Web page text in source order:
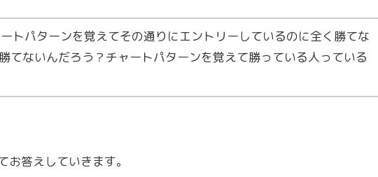
トパターンを覚えてその通りにエントリーしているのに全く勝てな
てないんだろう？チャートパターンを覚えて勝っている人っている
お答えしていきます。